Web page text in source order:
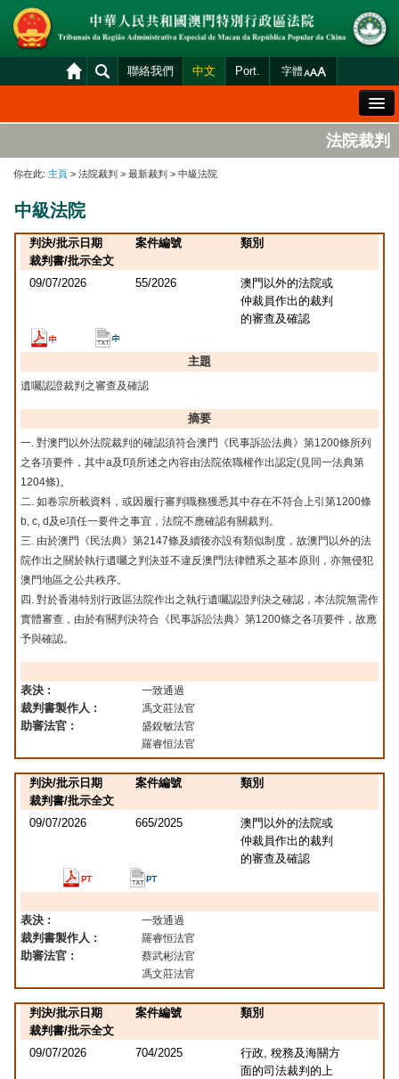
聯絡我們 中文 Port. 字體
法院概況
司法變賣
統計資料
下載區
法院電子平台
法院裁判
你在此: 主頁 > 法院裁判 > 最新裁判 > 中級法院
中級法院
判決/批示日期 案件編號
類別
裁判書/批示全文
09/07/2026
55/2026
澳門以外的法院或
仲裁員作出的裁判
的審查及確認
主題
遺囑認證裁判之審查及確認
摘要
一. 對澳門以外法院裁判的確認須符合澳門《民事訴訟法典》第1200條所列
之各項要件，其中a及f項所述之內容由法院依職權作出認定(見同一法典第
1204條)。
二. 如卷宗所載資料，或因履行審判職務獲悉其中存在不符合上引第1200條
b, c, d及e項任一要件之事宜，法院不應確認有關裁判。
三. 由於澳門《民法典》第2147條及續後亦設有類似制度，故澳門以外的法
院作出之關於執行遺囑之判決並不違反澳門法律體系之基本原則，亦無侵犯
澳門地區之公共秩序。
四. 對於香港特別行政區法院作出之執行遺囑認證判決之確認，本法院無需作
實體審查，由於有關判決符合《民事訴訟法典》第1200條之各項要件，故應
予與確認。
表決 : 一致通過
裁判書製作人 : 馮文莊法官
助審法官 :
盛銳敏法官
羅睿恒法官
判決/批示日期 案件編號
類別
裁判書/批示全文
09/07/2026
665/2025
澳門以外的法院或
仲裁員作出的裁判
的審查及確認
表決 : 一致通過
裁判書製作人 : 羅睿恒法官
助審法官 :
蔡武彬法官
馮文莊法官
判決/批示日期 案件編號
類別
裁判書/批示全文
09/07/2026
704/2025
行政, 稅務及海關方
面的司法裁判的上